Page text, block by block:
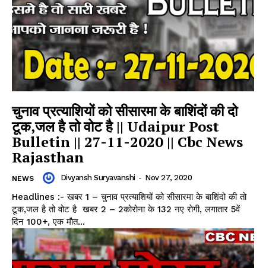
चुनाव प्रत्याशियों को सीसारमा के बाशिंदों की दो
टूक,जल है तो वोट है || Udaipur Post
Bulletin || 27-11-2020 || Cbc News
Rajasthan
NEWS Divyansh Suryavanshi - Nov 27, 2020
Headlines :- खबर 1 – चुनाव प्रत्याशियों को सीसारमा के बाशिंदो की तो
टूक,जल है तो वोट है खबर 2 – 2कोरोना के 132 नए राेगी, लगातार 5वें
दिन 100+, एक माैत...